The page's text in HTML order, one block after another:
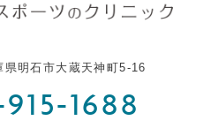
県明石市大蔵天神町5-16
1688